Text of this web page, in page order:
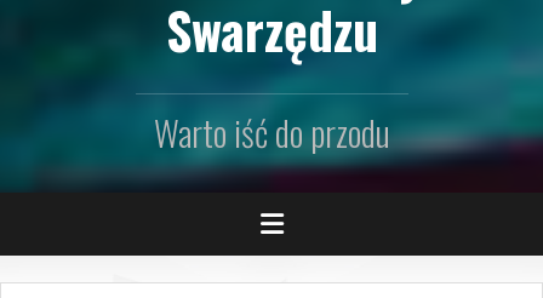
Swarzędzu
Warto iść do przodu